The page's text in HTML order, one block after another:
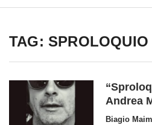
TAG: SPROLOQUIO
Andrea
Biagio